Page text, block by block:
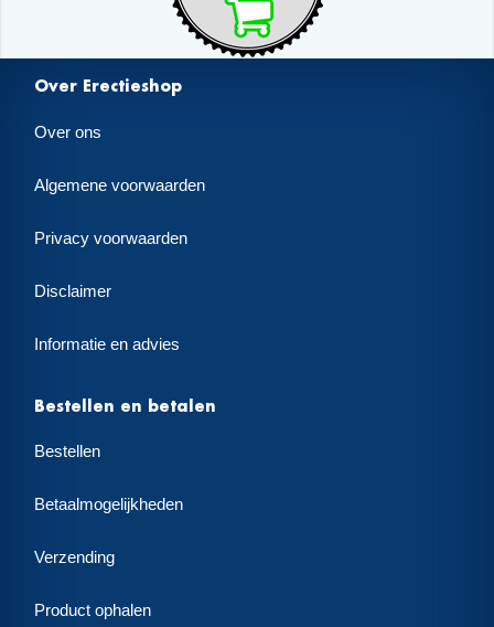
Over Erectieshop
Over ons
Algemene voorwaarden
Privacy voorwaarden
Disclaimer
Informatie en advies
Bestellen en betalen
Bestellen
Betaalmogelijkheden
Verzending
Product ophalen